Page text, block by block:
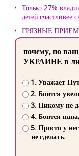
Только 27%
детей счастливее
ГРЯЗНЫЕ
почему, по
УКРАИНЕ в
1. Уважает
2. Боится
3. Никому не
4. Боится
5. Просто у
не сделать.